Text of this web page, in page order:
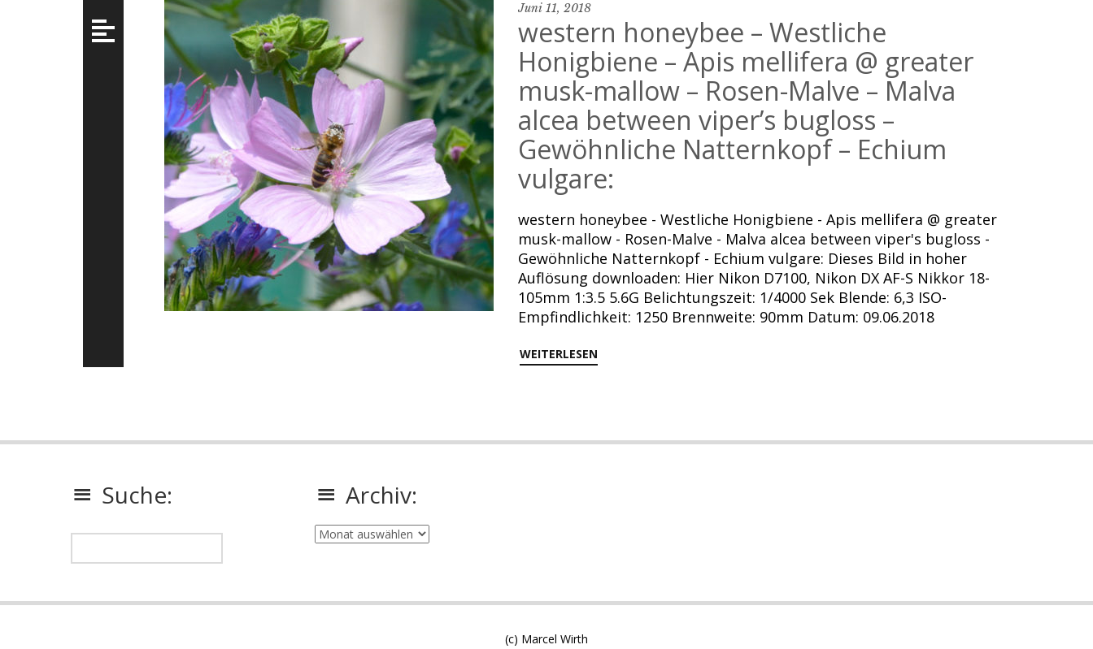
Juni 11, 2018
western honeybee – Westliche
Honigbiene – Apis mellifera @ greater
musk-mallow – Rosen-Malve – Malva
alcea between viper’s bugloss –
Gewöhnliche Natternkopf – Echium
vulgare:
western honeybee - Westliche Honigbiene - Apis mellifera @ greater
musk-mallow - Rosen-Malve - Malva alcea between viper's bugloss -
Gewöhnliche Natternkopf - Echium vulgare: Dieses Bild in hoher
Auflösung downloaden: Hier Nikon D7100, Nikon DX AF-S Nikkor 18-
105mm 1:3.5 5.6G Belichtungszeit: 1/4000 Sek Blende: 6,3 ISO-
Empfindlichkeit: 1250 Brennweite: 90mm Datum: 09.06.2018
WEITERLESEN
Suche: Archiv:
Archiv:
(c) Marcel Wirth